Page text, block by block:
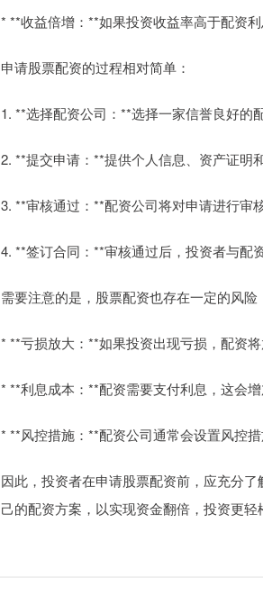
* **收益倍增：**如果投资收益率高于配资
申请股票配资的过程相对简单：
1. **选择配资公司：**选择一家信誉良好的
2. **提交申请：**提供个人信息、资产证明
3. **审核通过：**配资公司将对申请进行审
4. **签订合同：**审核通过后，投资者与配
需要注意的是，股票配资也存在一定的风险
* **亏损放大：**如果投资出现亏损，配资
* **利息成本：**配资需要支付利息，这会增
* **风控措施：**配资公司通常会设置风控
因此，投资者在申请股票配资前，应充分
己的配资方案，以实现资金翻倍，投资更轻